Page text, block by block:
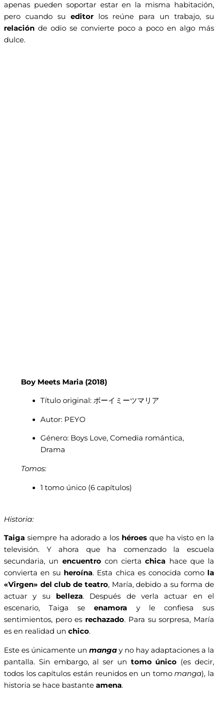
apenas pueden soportar estar en la misma habitación,
pero cuando su editor los reúne para un trabajo, su
relación de odio se convierte poco a poco en algo más
dulce.
Boy Meets Maria (2018)
Título original: ボーイミーツマリア
Autor: PEYO
Género: Boys Love, Comedia romántica,
Drama
Tomos:
1 tomo único (6 capítulos)
Historia:
Taiga siempre ha adorado a los héroes que ha visto en la
televisión. Y ahora que ha comenzado la escuela
secundaria, un encuentro con ciertachica hace que la
convierta en su heroína. Esta chica es conocida como la
«Virgen» del club de teatro, María, debido a su forma de
actuar y su belleza. Después de verla actuar en el
escenario, Taiga seenamora y le confiesa sus
sentimientos, pero es rechazado. Para su sorpresa, María
es en realidad un chico.
Este es únicamente un manga y no hay adaptaciones a la
pantalla. Sin embargo, al ser un tomo único (es decir,
todos los capítulos están reunidos en un tomomanga), la
historia se hace bastante amena.